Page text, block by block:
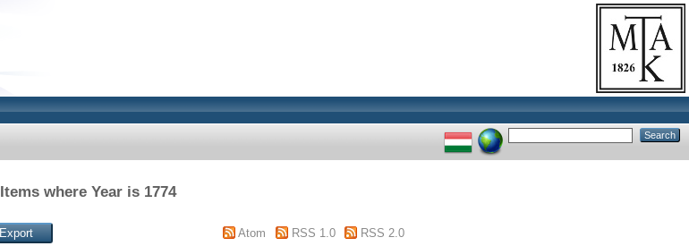
Items where Year is 1774
Atom RSS 1.0 RSS 2.0